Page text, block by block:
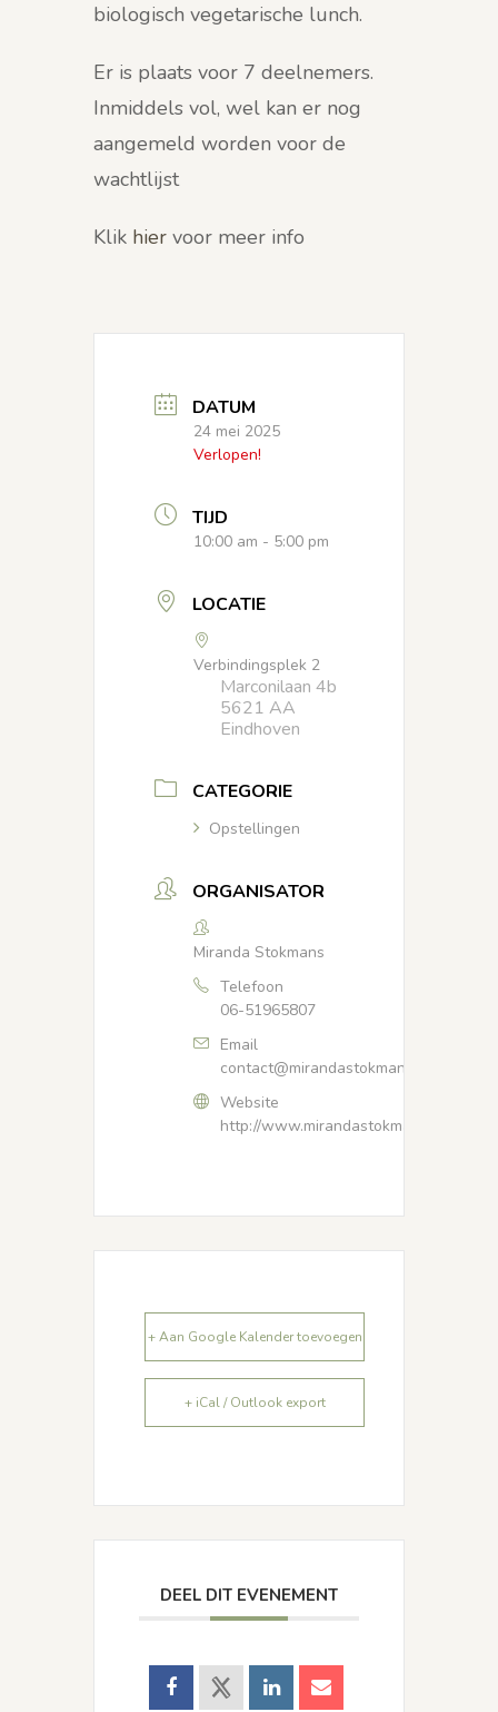
biologisch vegetarische lunch.
Er is plaats voor 7 deelnemers.
Inmiddels vol, wel kan er nog
aangemeld worden voor de
wachtlijst
Klik hier voor meer info
DATUM
24 mei 2025
Verlopen!
TIJD
10:00 am - 5:00 pm
LOCATIE
Verbindingsplek 2
Marconilaan 4b
5621 AA
Eindhoven
CATEGORIE
Opstellingen
ORGANISATOR
Miranda Stokmans
Telefoon
06-51965807
Email
contact@mirandastokmans.nl
Website
http://www.mirandastokmans.nl
+ Aan Google Kalender toevoegen
+ iCal / Outlook export
DEEL DIT EVENEMENT